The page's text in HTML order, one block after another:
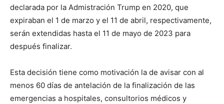
declarada por la Admistración Trump en 2020, que
expiraban el 1 de marzo y el 11 de abril, respectivamente,
serán extendidas hasta el 11 de mayo de 2023 para
después finalizar.
Esta decisión tiene como motivación la de avisar con al
menos 60 días de antelación de la finalización de las
emergencias a hospitales, consultorios médicos y